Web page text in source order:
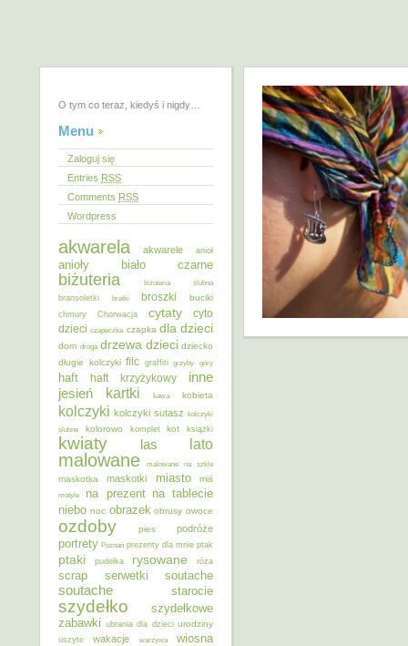
O tym co teraz, kiedyś i nigdy…
Menu
Zaloguj się
Entries RSS
Comments RSS
Wordpress
akwarela akwarele anioł
anioły biało czarne
biżuteria
biżuteria ślubna
bransoletki
bratki broszki buciki
chmury Chorwacja cytaty
cyto
dzieci czapeczka czapka dla dzieci
dom droga drzewa dzieci dziecko
długie kolczyki filc graffiti grzyby góry
haft haft krzyżykowy inne
jesień kartki kawa kobieta
kolczyki kolczyki sutasz kolczyki
ślubne
kolorowo komplet kot książki
kwiaty las lato
malowane malowane na szkle
maskotka maskotki miasto miś
motyle na prezent na tablecie
niebo noc obrazek obrusy owoce
ozdoby pies podróże
portrety Poznań prezenty dla mnie ptak
ptaki pudełka rysowane róża
scrap serwetki soutache
soutache starocie
szydełko
szydełkowe
zabawki ubrania dla dzieci urodziny
uszyte wakacje warzywa wiosna